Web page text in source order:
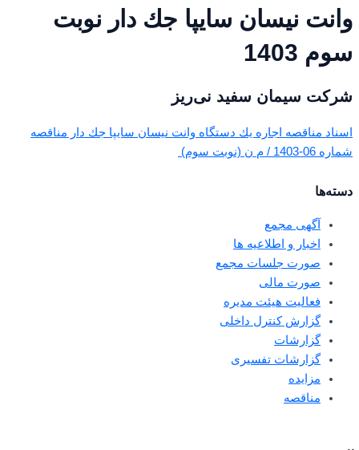
وانت نيسان سايپا جك دار نوبت
سوم 1403
شرکت سیمان سفید نی‌ریز
اسناد مناقصه اجاره يك دستگاه وانت نيسان سايپا جك دار مناقصه
شماره 06-1403 / م ن (نوبت سوم)
دسته‌ها
آگهی مجمع
اخبار و اطلاعیه ها
صورت جلسات مجمع
صورت مالی
فعالیت هیئت مدیره
گزارش کنترل داخلی
گزارشات
گزارشات تفسیری
مزایده
مناقصه